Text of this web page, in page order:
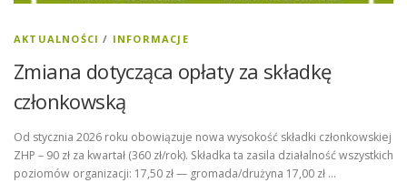
AKTUALNOŚCI / INFORMACJE
Zmiana dotycząca opłaty za składkę
członkowską
Od stycznia 2026 roku obowiązuje nowa wysokość składki członkowskiej
ZHP – 90 zł za kwartał (360 zł/rok). Składka ta zasila działalność wszystkich
poziomów organizacji: 17,50 zł — gromada/drużyna 17,00 zł …